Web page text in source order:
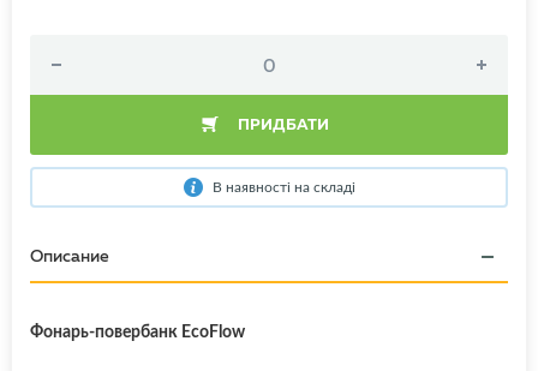
ПРИДБАТИ
В наявності на складі
Описание
Фонарь-повербанк EcoFlow